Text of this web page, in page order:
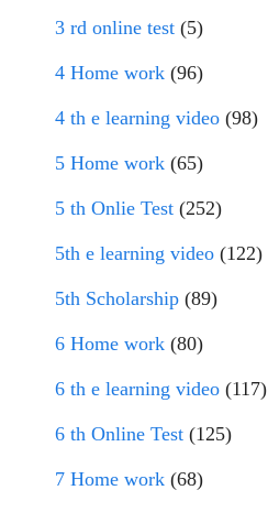
3 rd online test (5)
4 Home work (96)
4 th e learning video (98)
5 Home work (65)
5 th Onlie Test (252)
5th e learning video (122)
5th Scholarship (89)
6 Home work (80)
6 th e learning video (117)
6 th Online Test (125)
7 Home work (68)